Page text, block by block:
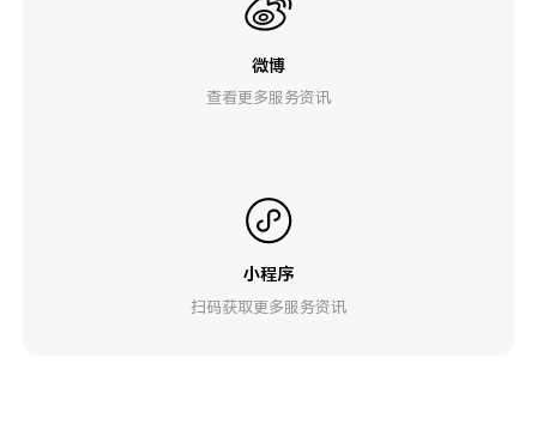
微博
查看更多服务资讯
小程序
扫码获取更多服务资讯